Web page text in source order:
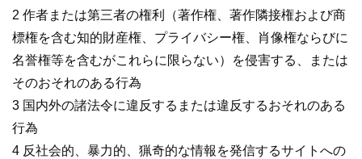
2 作者または第三者の権利（著作権、著作隣接権および商
標権を含む知的財産権、プライバシー権、肖像権ならびに
名誉権等を含むがこれらに限らない）を侵害する、または
そのおそれのある行為
3 国内外の諸法令に違反するまたは違反するおそれのある
行為
4 反社会的、暴力的、猟奇的な情報を発信するサイトへの